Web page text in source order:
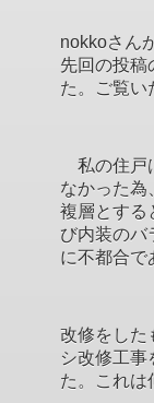
nokkoさん
先回の投稿
た。ご覧い
私の住戸
なかった為
複層とする
び内装のバ
に不都合で
改修をした
シ改修工事
た。これは